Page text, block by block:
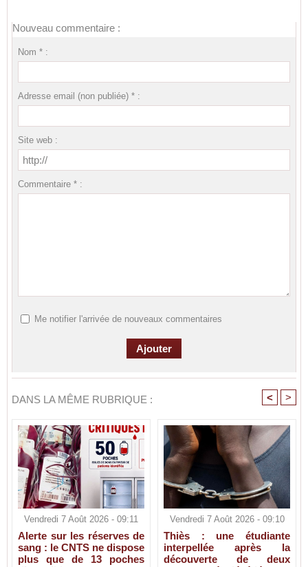
Nouveau commentaire :
Nom * :
Adresse email (non publiée) * :
Site web :
Commentaire * :
Me notifier l'arrivée de nouveaux commentaires
DANS LA MÊME RUBRIQUE : < >
Vendredi 7 Août 2026 - 09:11
Alerte sur les réserves de
sang : le CNTS ne dispose
plus que de 13 poches
Vendredi 7 Août 2026 - 09:10
Thiès : une étudiante
interpellée après la
découverte de deux